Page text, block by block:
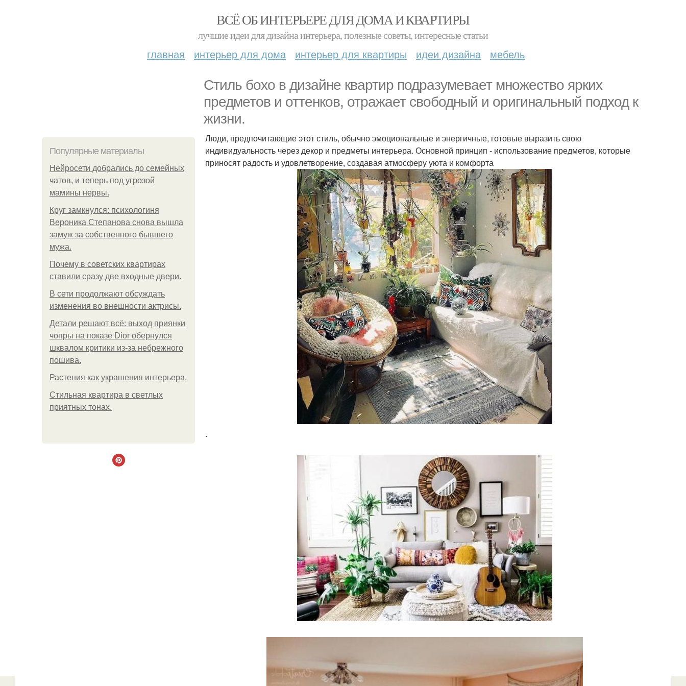
ВСЁ ОБ ИНТЕРЬЕРЕ ДЛЯ ДОМА И КВАРТИРЫ
лучшие идеи для дизайна интерьера, полезные советы, интересные статьи
главная интерьер для дома интерьер для квартиры идеи дизайна мебель
Стиль бохо в дизайне квартир подразумевает множество ярких
предметов и оттенков, отражает свободный и оригинальный подход к
жизни.
Популярные материалы
Нейросети добрались до семейных
чатов, и теперь под угрозой
мамины нервы.
Круг замкнулся: психологиня
Вероника Степанова снова вышла
замуж за собственного бывшего
мужа.
Почему в советских квартирах
ставили сразу две входные двери.
В сети продолжают обсуждать
изменения во внешности актрисы.
Детали решают всё: выход приянки
чопры на показе Dior обернулся
шквалом критики из-за небрежного
пошива.
Растения как украшения интерьера.
Стильная квартира в светлых
приятных тонах.
Люди, предпочитающие этот стиль, обычно эмоциональные и энергичные, готовые выразить свою
индивидуальность через декор и предметы интерьера. Основной принцип - использование предметов, которые
приносят радость и удовлетворение, создавая атмосферу уюта и комфорта
.